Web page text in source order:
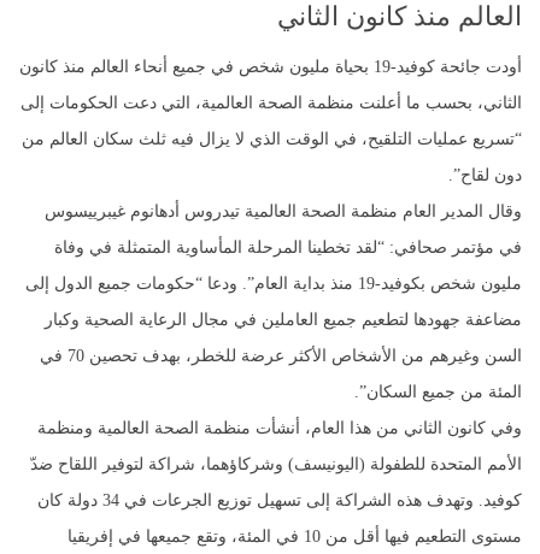
العالم منذ كانون الثاني
أودت جائحة كوفيد-19 بحياة مليون شخص في جميع أنحاء العالم منذ كانون
الثاني، بحسب ما أعلنت منظمة الصحة العالمية، التي دعت الحكومات إلى
“تسريع عمليات التلقيح، في الوقت الذي لا يزال فيه ثلث سكان العالم من
دون لقاح”.
وقال المدير العام منظمة الصحة العالمية تيدروس أدهانوم غيبرييسوس
في مؤتمر صحافي: “لقد تخطينا المرحلة المأساوية المتمثلة في وفاة
مليون شخص بكوفيد-19 منذ بداية العام”. ودعا “حكومات جميع الدول إلى
مضاعفة جهودها لتطعيم جميع العاملين في مجال الرعاية الصحية وكبار
السن وغيرهم من الأشخاص الأكثر عرضة للخطر، بهدف تحصين 70 في
المئة من جميع السكان”.
وفي كانون الثاني من هذا العام، أنشأت منظمة الصحة العالمية ومنظمة
الأمم المتحدة للطفولة (اليونيسف) وشركاؤهما، شراكة لتوفير اللقاح ضدّ
كوفيد. وتهدف هذه الشراكة إلى تسهيل توزيع الجرعات في 34 دولة كان
مستوى التطعيم فيها أقل من 10 في المئة، وتقع جميعها في إفريقيا